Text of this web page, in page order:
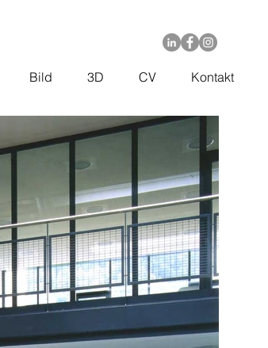
Bild 3D CV Kontakt